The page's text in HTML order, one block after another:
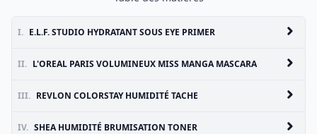
I. E.L.F. STUDIO HYDRATANT SOUS EYE PRIMER
II. L'OREAL PARIS VOLUMINEUX MISS MANGA MASCARA
III. REVLON COLORSTAY HUMIDITÉ TACHE
IV. SHEA HUMIDITÉ BRUMISATION TONER